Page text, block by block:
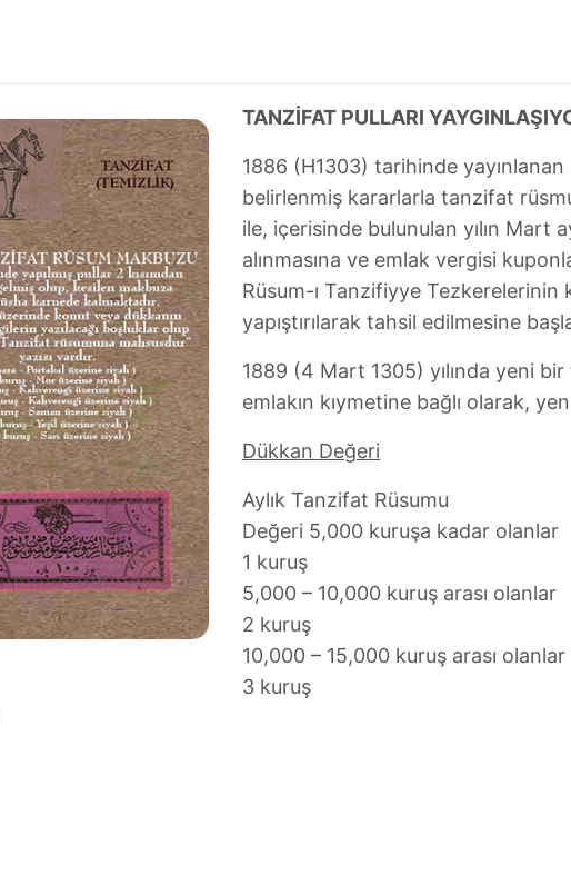
TANZİFAT PULLARI
1886 (H1303) tarihinde yayınlanan
belirlenmiş kararlarla tanzifat
ile, içerisinde bulunulan yılın Mart
alınmasına ve emlak vergisi
Rüsum-ı Tanzifiyye
yapıştırılarak tahsil edilmesine
1889 (4 Mart 1305) yılında yeni
emlakın kıymetine bağlı olarak,
Dükkan Değeri
Aylık Tanzifat Rüsumu
Değeri 5,000 kuruşa kadar olanlar
1 kuruş
5,000 – 10,000 kuruş arası olanlar
2 kuruş
10,000 – 15,000 kuruş arası olanlar
3 kuruş